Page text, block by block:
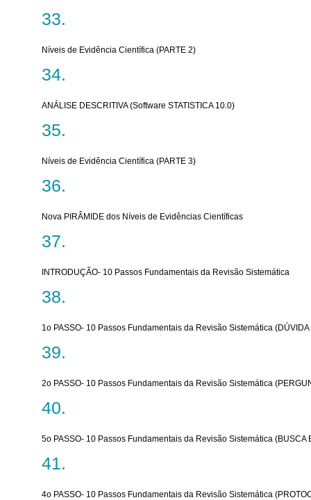
Níveis de Evidência Científica (PARTE 2)
ANÁLISE DESCRITIVA (Software STATISTICA 10.0)
Níveis de Evidência Científica (PARTE 3)
Nova PIRÂMIDE dos Níveis de Evidências Científicas
INTRODUÇÃO- 10 Passos Fundamentais da Revisão Sistemática
1o PASSO- 10 Passos Fundamentais da Revisão Sistemática
2o PASSO- 10 Passos Fundamentais da Revisão Sistemática
5o PASSO- 10 Passos Fundamentais da Revisão Sistemática (BUSCA
4o PASSO- 10 Passos Fundamentais da Revisão Sistemática